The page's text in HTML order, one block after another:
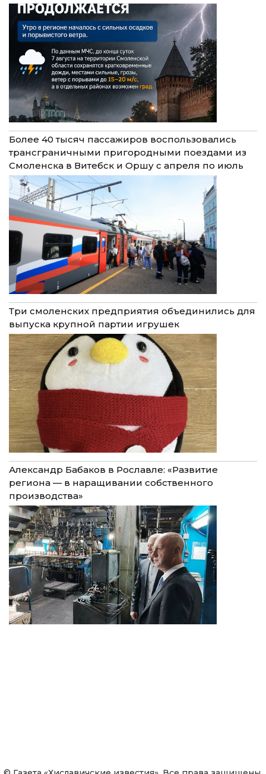
Более 40 тысяч пассажиров воспользовались
трансграничными пригородными поездами из
Смоленска в Витебск и Оршу с апреля по июль
Три смоленских предприятия объединились для
выпуска крупной партии игрушек
Александр Бабаков в Рославле: «Развитие
региона — в наращивании собственного
производства»